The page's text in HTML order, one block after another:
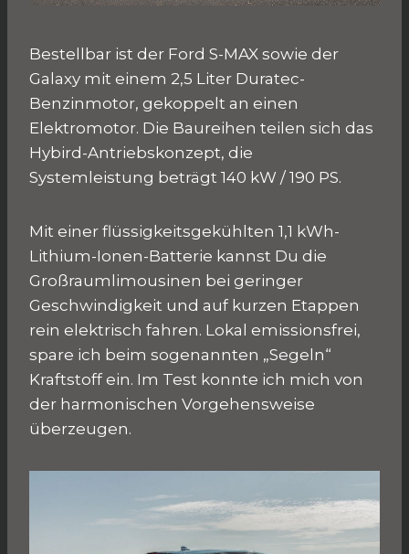
Bestellbar ist der Ford S-MAX sowie der
Galaxy mit einem 2,5 Liter Duratec-
Benzinmotor, gekoppelt an einen
Elektromotor. Die Baureihen teilen sich das
Hybird-Antriebskonzept, die
Systemleistung beträgt 140 kW / 190 PS.
Mit einer flüssigkeitsgekühlten 1,1 kWh-
Lithium-Ionen-Batterie kannst Du die
Großraumlimousinen bei geringer
Geschwindigkeit und auf kurzen Etappen
rein elektrisch fahren. Lokal emissionsfrei,
spare ich beim sogenannten „Segeln“
Kraftstoff ein. Im Test konnte ich mich von
der harmonischen Vorgehensweise
überzeugen.